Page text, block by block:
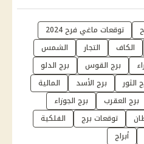
توقعات ماغي فرح 2024
الكاف التجار
الشمس
برج القوس
برج الدلو
الثور برج الأسد
المالية
برج العقرب
برج الجوزاء
توقعات برج
الفلكية
أبراج